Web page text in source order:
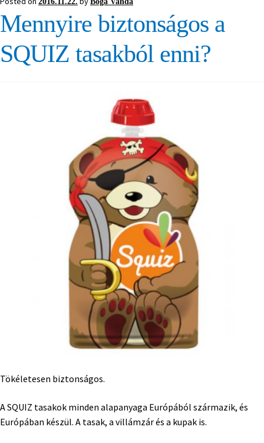
Mennyire biztonságos a
SQUIZ tasakból enni?
Tökéletesen biztonságos.
A SQUIZ tasakok minden alapanyaga Európából származik, és
Európában készül. A tasak, a villámzár és a kupak is.